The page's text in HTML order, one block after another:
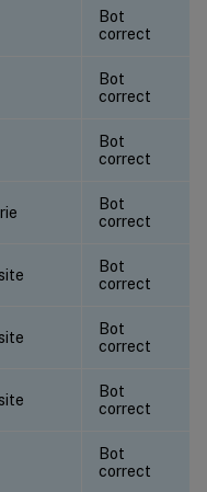
Bot
correct
Bot
correct
Bot
correct
Bot
correct
Bot
correct
Bot
correct
Bot
correct
Bot
correct